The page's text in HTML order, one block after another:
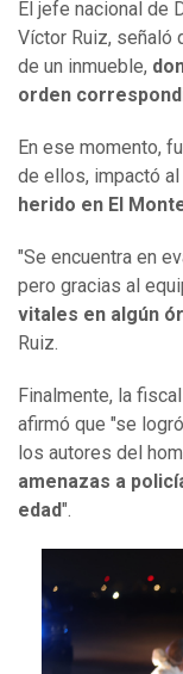
El jefe nacional de
Víctor Ruiz, señaló
de un inmueble,
orden
En ese momento,
de ellos, impactó al
herido en El
"Se encuentra en
pero gracias al
vitales en algún
Ruiz.
Finalmente, la
afirmó que "se
los autores del
amenazas a
edad".